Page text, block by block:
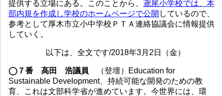
提供する立場にある。このことから、 鳶尾小学校では、本
部内規を作成し学校のホームページで公開 しているので、
参考として厚木市立小中学校ＰＴＡ連絡協議会に情報提供
していく。
以下は、全文です/2018年3月2日（金）
◯７番 高田 浩議員 （登壇）Education for
Sustainable Development、持続可能な開発のための教
育、これは文部科学省が進めています。今世界には、環